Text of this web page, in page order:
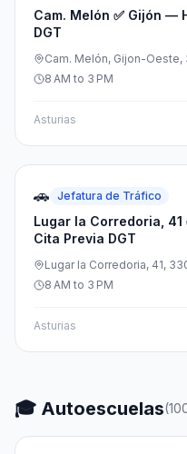
Cam. Melón ✅ Gijón —
DGT
Cam. Melón, Gijon-Oeste,
8 AM to 3 PM
Asturias
🚗 Jefatura de Tráfico
Lugar la Corredoria,
Cita Previa DGT
Lugar la Corredoria, 41,
8 AM to 3 PM
Asturias
🎓 Autoescuelas(